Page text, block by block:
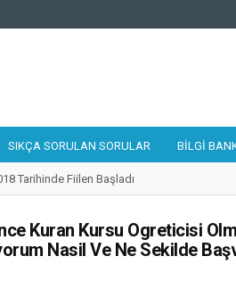
SIKÇA SORULAN SORULAR BILGI
Tarihinde Fiilen Başladı
Tarihlerinde Gerçekleştirildi
Toplantısı Gerçekleştirildi
Kuran Kursu Ogreticisi
Nasil Ve Ne Sekilde